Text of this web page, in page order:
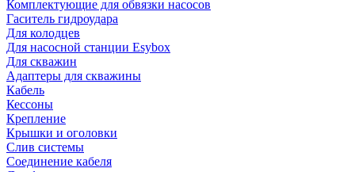
Комплектующие для обвязки насосов
Гаситель гидроудара
Для колодцев
Для насосной станции Esybox
Для скважин
Адаптеры для скважины
Кабель
Кессоны
Крепление
Крышки и оголовки
Слив системы
Соединение кабеля